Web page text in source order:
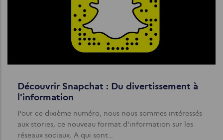
Découvrir Snapchat : Du divertissement à
l'information
Pour ce dixième numéro, nous nous sommes intéressés
aux stories, ce nouveau format d'information sur les
réseaux sociaux. A qui sont…